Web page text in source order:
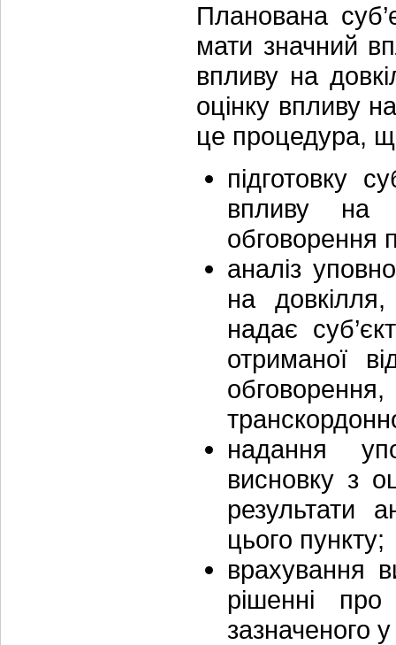
Планована
мати значний
впливу на
оцінку впливу
це процедура,
підготовку
впливу на
обговорення
аналіз
на довкілля,
надає
отриманої
надання
висновку з
результати
цього пункту;
врахування
рішенні про
зазначеного